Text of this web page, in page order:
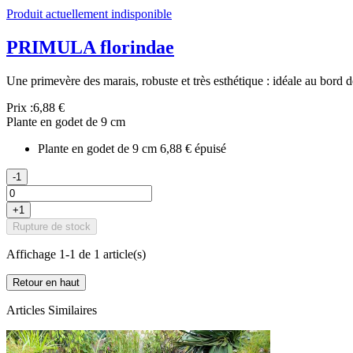
Produit actuellement indisponible
PRIMULA florindae
Une primevère des marais, robuste et très esthétique : idéale au bord
Prix :6,88 €
Plante en godet de 9 cm
Plante en godet de 9 cm 6,88 € épuisé
-1
+1
Rupture de stock
Affichage 1-1 de 1 article(s)
Retour en haut
Articles Similaires